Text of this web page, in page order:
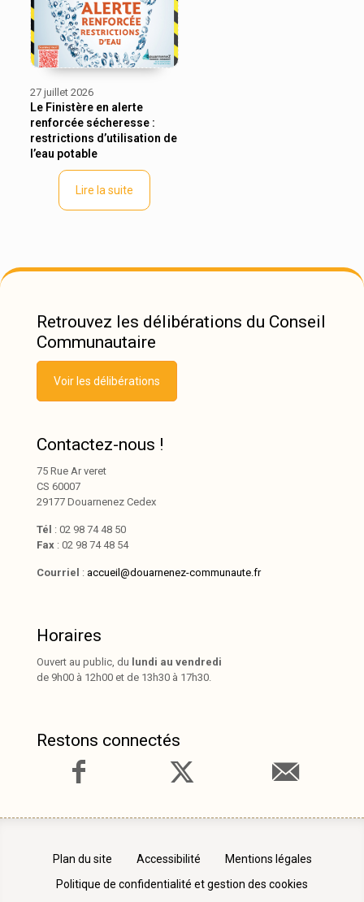
27 juillet 2026
Le Finistère en alerte
renforcée sécheresse :
restrictions d’utilisation de
l’eau potable
Lire la suite
Retrouvez les délibérations du Conseil
Communautaire
Voir les délibérations
Contactez-nous !
75 Rue Ar veret
CS 60007
29177 Douarnenez Cedex
Tél : 02 98 74 48 50
Fax : 02 98 74 48 54
Courriel : accueil@douarnenez-communaute.fr
Horaires
Ouvert au public, du lundi au vendredi
de 9h00 à 12h00 et de 13h30 à 17h30.
Restons connectés
Plan du site Accessibilité
Mentions légales
Politique de confidentialité et gestion des cookies